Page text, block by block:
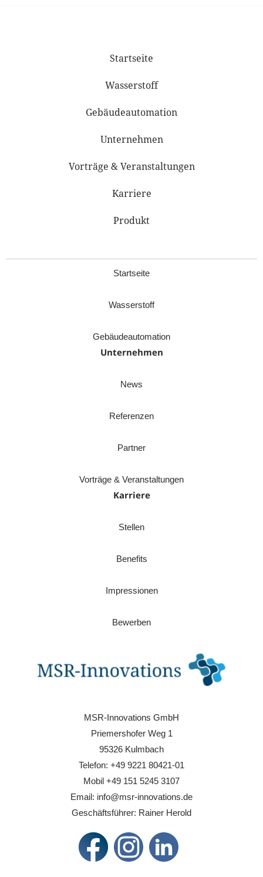
Startseite
Wasserstoff
Gebäudeautomation
Unternehmen
Vorträge & Veranstaltungen
Karriere
Produkt
Startseite
Wasserstoff
Gebäudeautomation
Unternehmen
News
Referenzen
Partner
Vorträge & Veranstaltungen
Karriere
Stellen
Benefits
Impressionen
Bewerben
MSR-Innovations GmbH
Priemershofer Weg 1
95326 Kulmbach
Telefon: +49 9221 80421-01
Mobil +49 151 5245 3107
Email: info@msr-innovations.de
Geschäftsführer: Rainer Herold